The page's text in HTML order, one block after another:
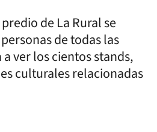
de La Rural se
de todas las
ver los cientos stands,
culturales relacionadas